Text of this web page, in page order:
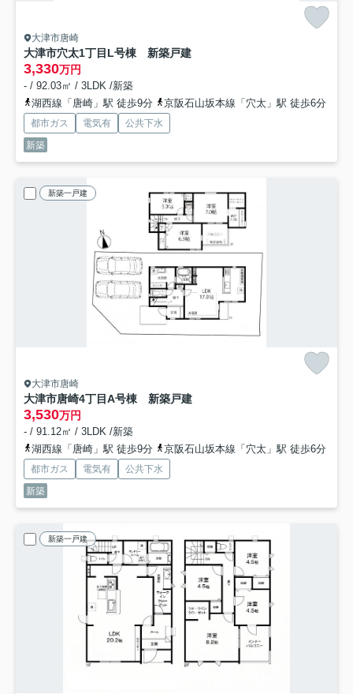
大津市唐崎
大津市穴太1丁目L号棟 新築戸建
3,330万円
- / 92.03㎡ / 3LDK /新築
湖西線「唐崎」駅 徒歩9分
京阪石山坂本線「穴太」駅 徒歩6分
都市ガス 電気有
公共下水
新築
新築一戸建
大津市唐崎
大津市唐崎4丁目A号棟 新築戸建
3,530万円
- / 91.12㎡ / 3LDK /新築
湖西線「唐崎」駅 徒歩9分
京阪石山坂本線「穴太」駅 徒歩6分
都市ガス 電気有
公共下水
新築
新築一戸建